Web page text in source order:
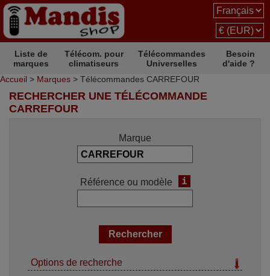
Liste de
marques
Télécom. pour
climatiseurs
Télécommandes
Universelles
Besoin
d'aide ?
Accueil > Marques > Télécommandes CARREFOUR
RECHERCHER UNE TÉLÉCOMMANDE
CARREFOUR
Marque
Référence ou modèle i
Options de recherche